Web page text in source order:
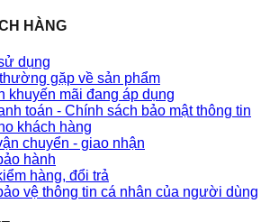
HÀNG
dụng
gặp về sản phẩm
khuyến mãi đang áp dụng
toán - Chính sách bảo mật thông tin
khách hàng
chuyển - giao nhận
hành
hàng, đổi trả
vệ thông tin cá nhân của người dùng